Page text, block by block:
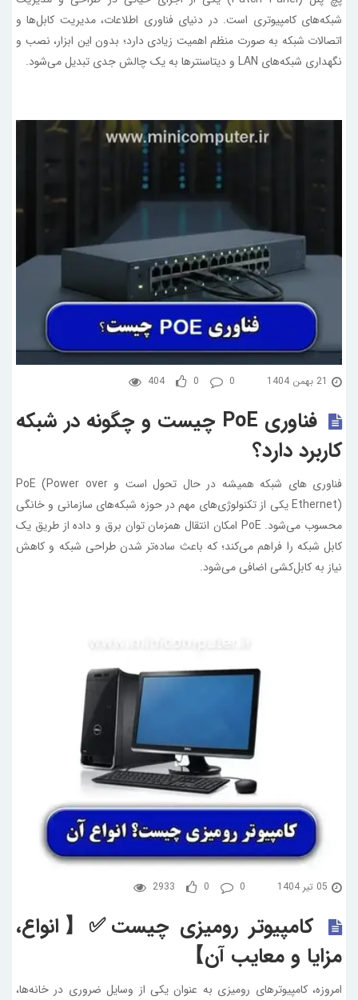
شبکه‌های کامپیوتری است. در دنیای فناوری اطلاعات، مدیریت کابل‌ها و
اتصالات شبکه به صورت منظم اهمیت زیادی دارد؛ بدون این ابزار، نصب و
نگهداری شبکه‌های LAN و دیتاسنترها به یک چالش جدی تبدیل می‌شود.
21 بهمن 1404 404 0 0
فناوری PoE چیست و چگونه در شبکه
کاربرد دارد؟
فناوری‌ های شبکه همیشه در حال تحول است و PoE (Power over
Ethernet) یکی از تکنولوژی‌های مهم در حوزه شبکه‌های سازمانی و خانگی
محسوب می‌شود. PoE امکان انتقال همزمان توان برق و داده از طریق یک
کابل شبکه را فراهم می‌کند؛ که باعث ساده‌تر شدن طراحی شبکه و کاهش
نیاز به کابل‌کشی اضافی می‌شود.
05 تیر 1404 2933 0 0
کامپیوتر رومیزی چیست✅【انواع،
مزایا و معایب آن】
امروزه، کامپیوترهای رومیزی به عنوان یکی از وسایل ضروری در خانه‌ها،